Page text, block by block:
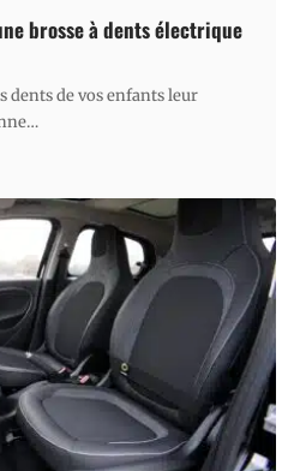
brosse à dents électrique
dents de vos enfants leur
…